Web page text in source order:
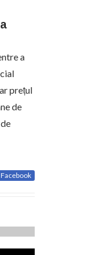
a
prețul
de
Facebook